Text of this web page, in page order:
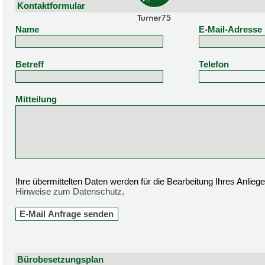
Kontaktformular
Name E-Mail-Adresse
Betreff Telefon
Mitteilung
Ihre übermittelten Daten werden für die Bearbeitung Ihres
Hinweise zum Datenschutz.
Bürobesetzungsplan